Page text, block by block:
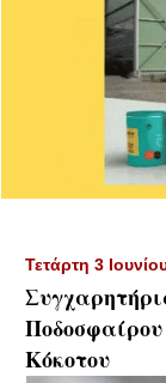
Τετάρτη 3
Κόκοτου